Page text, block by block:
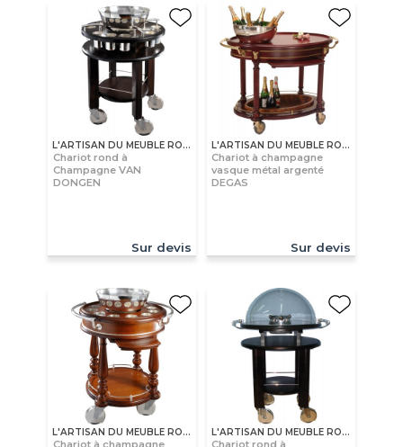
L'ARTISAN DU MEUBLE ROLLAND
Chariot rond à
Champagne VAN
DONGEN
Sur devis
L'ARTISAN DU MEUBLE ROLLAND
Chariot à champagne
vasque métal argenté
DEGAS
Sur devis
L'ARTISAN DU MEUBLE ROLLAND
Chariot à champagne
L'ARTISAN DU MEUBLE ROLLAND
Chariot rond à